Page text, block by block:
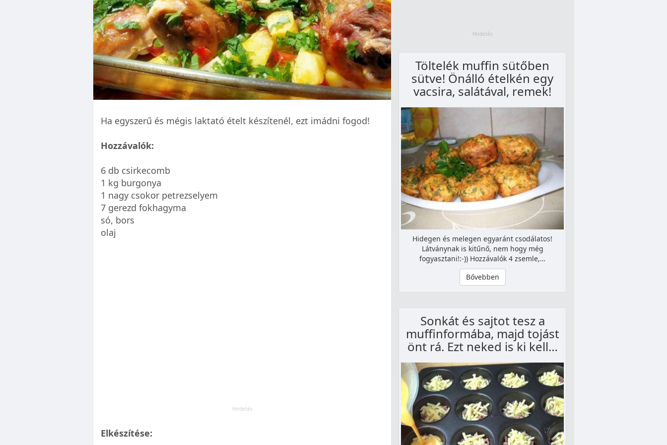
Ha egyszerű és mégis laktató ételt készítenél, ezt imádni fogod!
Hozzávalók:
6 db csirkecomb
1 kg burgonya
1 nagy csokor petrezselyem
7 gerezd fokhagyma
só, bors
olaj
Elkészítése:
Töltelék muffin sütőben
sütve! Önálló ételkén egy
vacsira, salátával, remek!
Hidegen és melegen egyaránt csodálatos!
Látványnak is kitűnő, nem hogy még
fogyasztani!:-)) Hozzávalók 4 zsemle,…
Bővebben
Sonkát és sajtot tesz a
muffinformába, majd tojást
önt rá. Ezt neked is ki kell…